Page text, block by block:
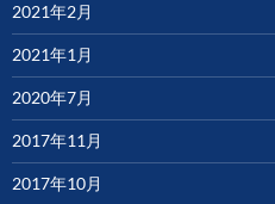
2021年2月
2021年1月
2020年7月
2017年11月
2017年10月